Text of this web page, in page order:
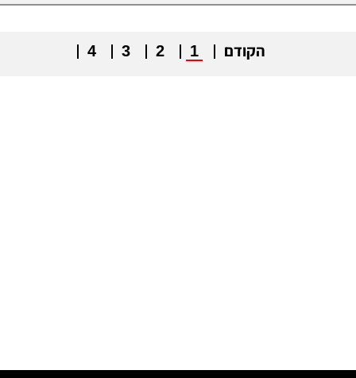
הקודם 1
2
3
4